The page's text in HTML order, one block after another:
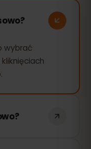
wybrać
kliknięciach